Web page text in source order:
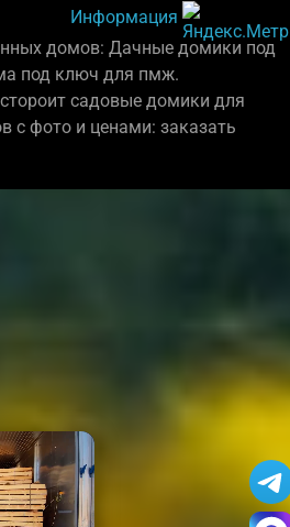
Информация
домов: Дачные домики под
под ключ для пмж.
садовые домики для
с фото и ценами: заказать